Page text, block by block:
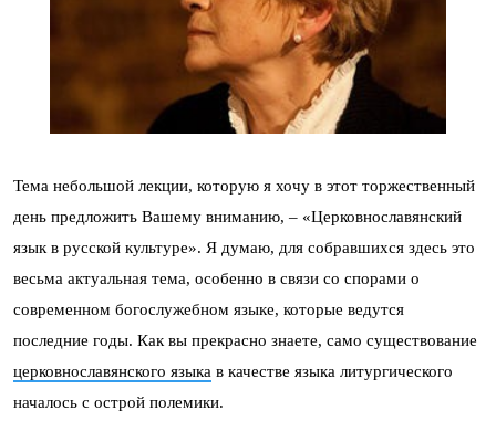
Тема небольшой лекции, которую я хочу в этот торжественный
день предложить Вашему вниманию, – «Церковнославянский
язык в русской культуре». Я думаю, для собравшихся здесь это
весьма актуальная тема, особенно в связи со спорами о
современном богослужебном языке, которые ведутся
последние годы. Как вы прекрасно знаете, само существование
церковнославянского языка в качестве языка литургического
началось с острой полемики.